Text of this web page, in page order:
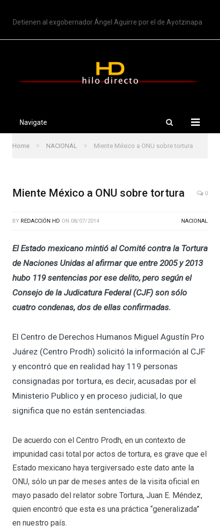
Detienen al exgobernador Ángel Aguirre por el de Ayotzinapa
Navigate
Home » NACIONAL » Miente México a ONU sobre tortura
Miente México a ONU sobre tortura 0
BY REDACCIÓN HD ON 08/07/2014 NACIONAL
El Estado mexicano mintió al Comité contra la Tortura
de Naciones Unidas al afirmar que entre 2005 y 2013
hubo 119 sentencias por ese delito, pero según el
Consejo de la Judicatura Federal (CJF) son sólo
cuatro condenas, dos de ellas confirmadas.
El Centro de Derechos Humanos Miguel Agustín Pro
Juárez (Centro Prodh) solicitó la información al CJF
y encontró que en realidad hay 119 personas
consignadas por tortura, es decir, acusadas por el
Ministerio Publico y en proceso judicial, lo que
significa que no están sentenciadas.
De acuerdo con el Centro Prodh, en un contexto de
impunidad casi total por actos de tortura, es grave que el
Estado mexicano haya tergiversado este dato ante la
ONU, sólo un par de meses antes de la visita oficial en
mayo pasado del relator sobre Tortura, Juan E. Méndez,
quien encontró que esta es una práctica “generalizada”
en nuestro país.